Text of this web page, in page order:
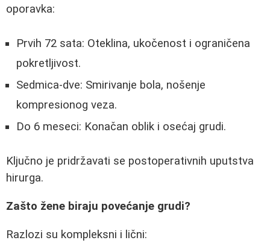
oporavka:
Prvih 72 sata: Oteklina, ukočenost i ograničena
pokretljivost.
Sedmica-dve: Smirivanje bola, nošenje
kompresionog veza.
Do 6 meseci: Konačan oblik i osećaj grudi.
Ključno je pridržavati se postoperativnih uputstva
hirurga.
Zašto žene biraju povećanje grudi?
Razlozi su kompleksni i lični: